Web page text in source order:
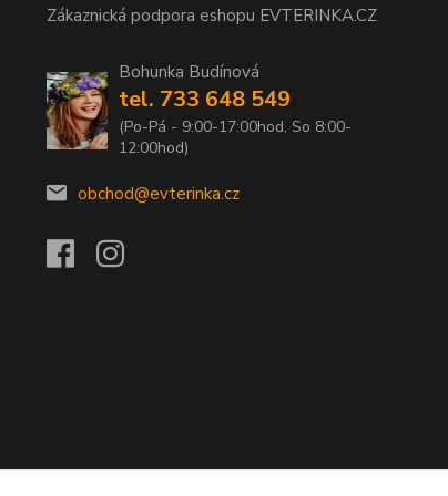
Zákaznická podpora eshopu EVTERINKA.CZ
Bohunka Budínová
tel. 733 648 549
(Po-Pá - 9:00-17:00hod, So 8:00-
12:00hod)
obchod@evterinka.cz